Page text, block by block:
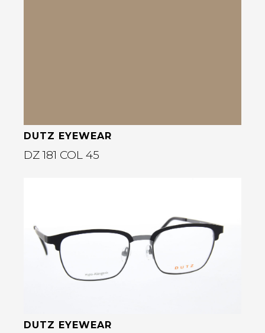
DUTZ EYEWEAR
DZ 181 COL 45
DUTZ EYEWEAR